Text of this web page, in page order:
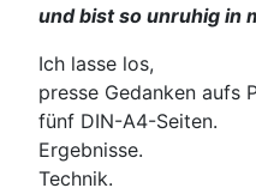
und bist so unruhig in
Ich lasse los,
presse Gedanken aufs
fünf DIN-A4-Seiten.
Ergebnisse.
Technik.